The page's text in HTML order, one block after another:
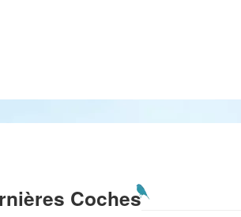
Coches